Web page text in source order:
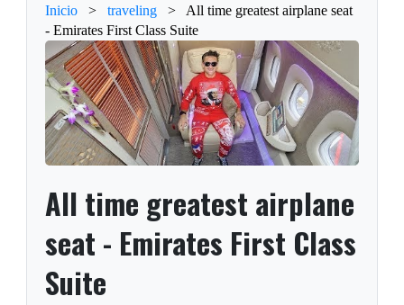
Inicio > traveling >
All time greatest airplane seat
- Emirates First Class Suite
All time greatest airplane
seat - Emirates First Class
Suite